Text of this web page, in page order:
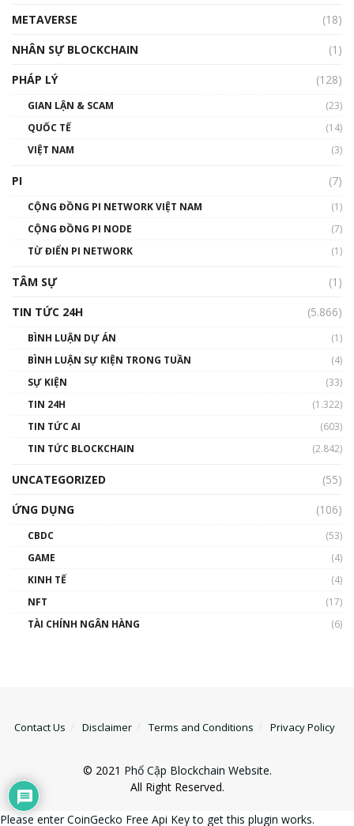
01:32:59
gió ấm
Talkshow 14: MemeCoin – Trò đùa tỷ đô
01:29:26
METAVERSE
(18)
NHÂN SỰ BLOCKCHAIN
(1)
PHÁP LÝ
(128)
GIAN LẬN & SCAM
(23)
QUỐC TẾ
(14)
VIỆT NAM
(3)
PI (7)
CỘNG ĐỒNG PI NETWORK VIỆT NAM
(1)
CỘNG ĐỒNG PI NODE
(7)
TỪ ĐIỂN PI NETWORK
(1)
TÂM SỰ
(1)
TIN TỨC 24H
(5.866)
BÌNH LUẬN DỰ ÁN
(1)
BÌNH LUẬN SỰ KIỆN TRONG TUẦN
(4)
SỰ KIỆN
(33)
TIN 24H
(1.322)
TIN TỨC AI
(603)
TIN TỨC BLOCKCHAIN
(2.842)
UNCATEGORIZED
(55)
ỨNG DỤNG
(106)
CBDC
(53)
GAME
(4)
KINH TẾ
(4)
NFT
(17)
TÀI CHÍNH NGÂN HÀNG
(6)
Contact Us Disclaimer Terms and Conditions Privacy Policy
© 2021 Phổ Cập Blockchain Website.
All Right Reserved.
Please enter CoinGecko Free Api Key to get this plugin works.